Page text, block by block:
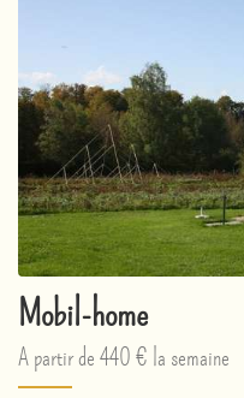
Mobil-home
A partir de 440 € la semaine